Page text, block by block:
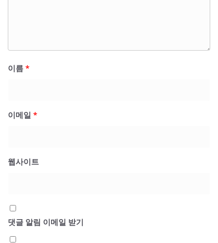
이름*
이메일 *
웹사이트
댓글 알림 이메일 받기